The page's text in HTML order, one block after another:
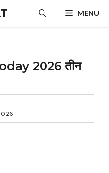
MENU
2026 तीन